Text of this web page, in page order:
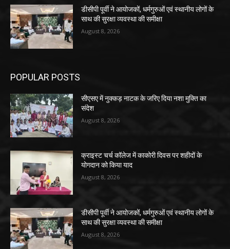
डीसीपी पूर्वी ने आयोजकों, धर्मगुरुओं एवं स्थानीय लोगों के
साथ की सुरक्षा व्यवस्था की समीक्षा
August 8, 2026
POPULAR POSTS
सीएसए में नुक्कड़ नाटक के जरिए दिया नशा मुक्ति का
संदेश
August 8, 2026
क्राइस्ट चर्च कॉलेज में काकोरी दिवस पर शहीदों के
योगदान को किया याद
August 8, 2026
डीसीपी पूर्वी ने आयोजकों, धर्मगुरुओं एवं स्थानीय लोगों के
साथ की सुरक्षा व्यवस्था की समीक्षा
August 8, 2026